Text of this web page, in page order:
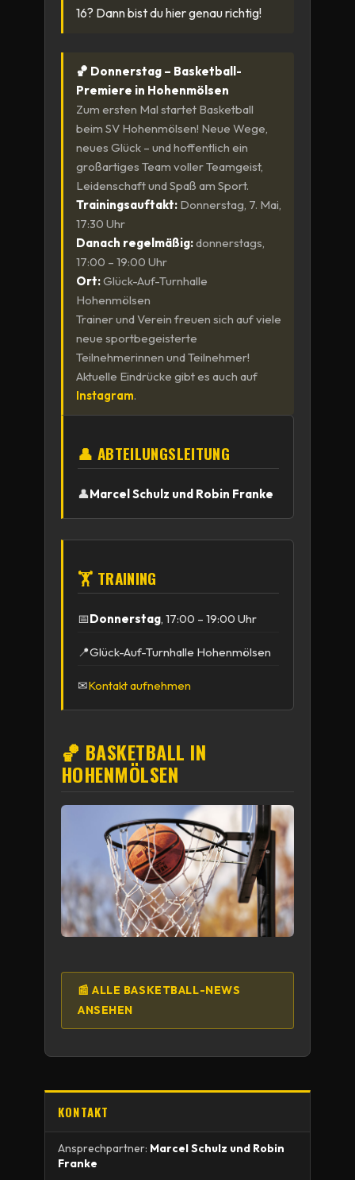
16? Dann bist du hier genau richtig!
🏀 Donnerstag – Basketball-
Premiere in Hohenmölsen
Zum ersten Mal startet Basketball
beim SV Hohenmölsen! Neue Wege,
neues Glück – und hoffentlich ein
großartiges Team voller Teamgeist,
Leidenschaft und Spaß am Sport.
Trainingsauftakt: Donnerstag, 7. Mai,
17:30 Uhr
Danach regelmäßig:donnerstags,
17:00 – 19:00 Uhr
Ort:Glück-Auf-Turnhalle
Hohenmölsen
Trainer und Verein freuen sich auf viele
neue sportbegeisterte
Teilnehmerinnen und Teilnehmer!
Aktuelle Eindrücke gibt es auch auf
Instagram.
👤 ABTEILUNGSLEITUNG
👤Marcel Schulz und Robin Franke
🏋 TRAINING
📅Donnerstag, 17:00 – 19:00 Uhr
📍Glück-Auf-Turnhalle Hohenmölsen
✉Kontakt aufnehmen
🏀 BASKETBALL IN
HOHENMÖLSEN
📰 ALLE BASKETBALL-NEWS
ANSEHEN
KONTAKT
Ansprechpartner: Marcel Schulz und Robin
Franke